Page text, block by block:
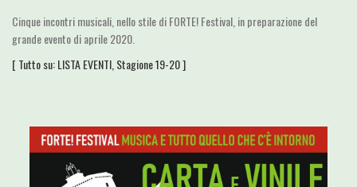
Cinque incontri musicali, nello stile di FORTE! Festival, in preparazione del
grande evento di aprile 2020.
[ Tutto su:LISTA EVENTI Stagione 19-20]